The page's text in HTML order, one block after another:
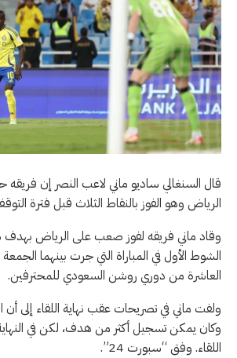
قال السنغالي ساديو ماني لاعب النصر إن فريقه
الرياض وهو الفوز بالنقاط الثلاث قبل فترة
وقاد ماني فريقه لفوز صعب على الرياض بهدف
الشوط الأول في المباراة التي جرت بينهما
العاشرة من دوري روشن السعودي للمحترفين.
ولفت ماني في تصريحات عقب نهاية اللقاء إلى أن
وكان يمكن تسجيل أكثر من هدف، لكن في
اللقاء. وفق “سبورت 24”.